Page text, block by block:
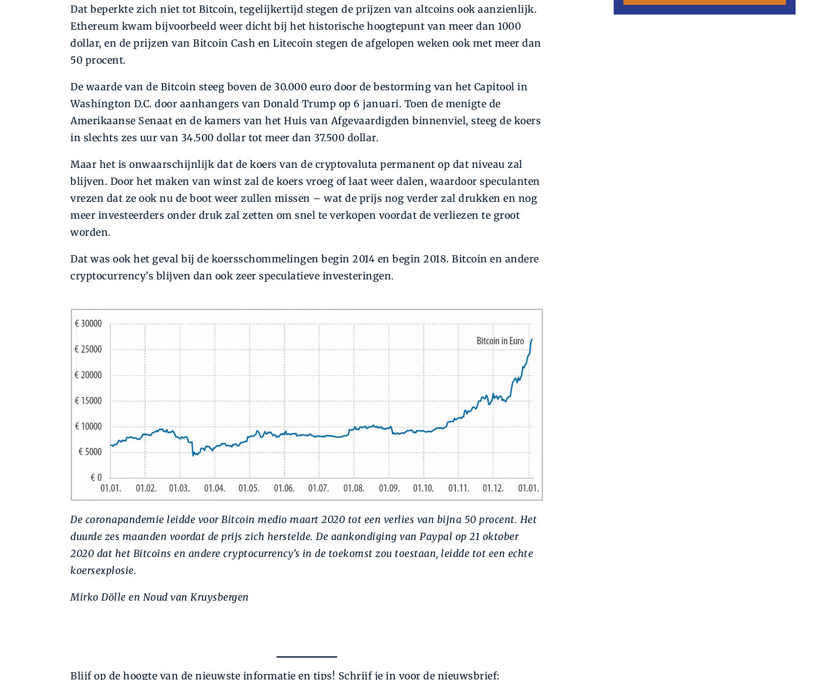
Dat beperkte zich niet tot Bitcoin, tegelijkertijd stegen de prijzen van altcoins ook aanzienlijk.
Ethereum kwam bijvoorbeeld weer dicht bij het historische hoogtepunt van meer dan 1000
dollar, en de prijzen van Bitcoin Cash en Litecoin stegen de afgelopen weken ook met meer dan
50 procent.
De waarde van de Bitcoin steeg boven de 30.000 euro door de bestorming van het Capitool in
Washington D.C. door aanhangers van Donald Trump op 6 januari. Toen de menigte de
Amerikaanse Senaat en de kamers van het Huis van Afgevaardigden binnenviel, steeg de koers
in slechts zes uur van 34.500 dollar tot meer dan 37.500 dollar.
Maar het is onwaarschijnlijk dat de koers van de cryptovaluta permanent op dat niveau zal
blijven. Door het maken van winst zal de koers vroeg of laat weer dalen, waardoor speculanten
vrezen dat ze ook nu de boot weer zullen missen – wat de prijs nog verder zal drukken en nog
meer investeerders onder druk zal zetten om snel te verkopen voordat de verliezen te groot
worden.
Dat was ook het geval bij de koersschommelingen begin 2014 en begin 2018. Bitcoin en andere
cryptocurrency’s blijven dan ook zeer speculatieve investeringen.
De coronapandemie leidde voor Bitcoin medio maart 2020 tot een verlies van bijna 50 procent. Het
duurde zes maanden voordat de prijs zich herstelde. De aankondiging van Paypal op 21 oktober
2020 dat het Bitcoins en andere cryptocurrency’s in de toekomst zou toestaan, leidde tot een echte
koersexplosie.
Mirko Dölle en Noud van Kruysbergen
Blijf op de hoogte van de nieuwste informatie en tips! Schrijf je in voor de nieuwsbrief: